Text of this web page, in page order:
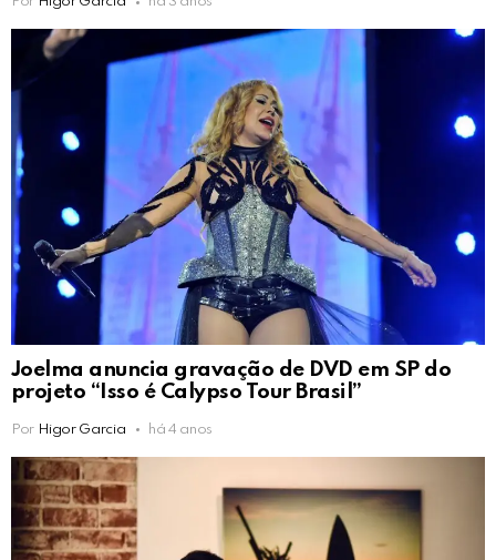
Joelma anuncia gravação de DVD em SP do
projeto “Isso é Calypso Tour Brasil”
Por Higor Garcia há 4 anos